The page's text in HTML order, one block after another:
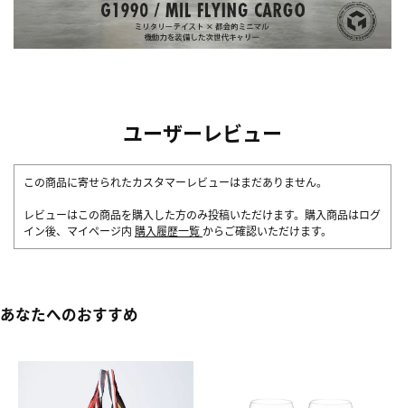
ユーザーレビュー
この商品に寄せられたカスタマーレビューはまだありません。
レビューはこの商品を購入した方のみ投稿いただけます。購入商品はログ
イン後、マイページ内 購入履歴一覧 からご確認いただけます。
あなたへのおすすめ